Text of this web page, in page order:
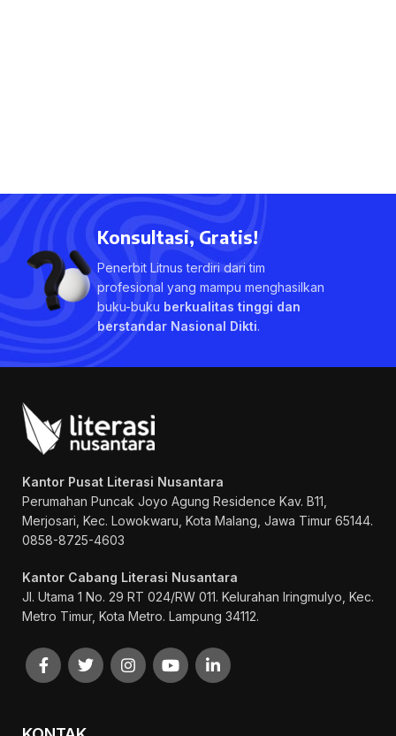
Konsultasi, Gratis!
Penerbit Litnus terdiri dari tim
profesional yang mampu menghasilkan
buku-buku berkualitas tinggi dan
berstandar Nasional Dikti.
Kantor Pusat Literasi Nusantara
Perumahan Puncak Joyo Agung Residence Kav. B11,
Merjosari, Kec. Lowokwaru, Kota Malang, Jawa Timur 65144.
0858-8725-4603
Kantor Cabang Literasi Nusantara
Jl. Utama 1 No. 29 RT 024/RW 011. Kelurahan Iringmulyo, Kec.
Metro Timur, Kota Metro. Lampung 34112.